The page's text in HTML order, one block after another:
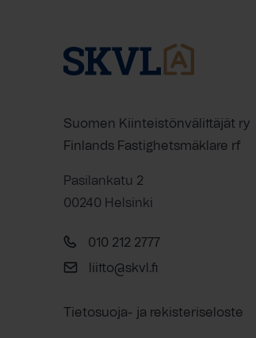
Suomen Kiinteistönvälittäjät ry
Finlands Fastighetsmäklare rf
Pasilankatu 2
00240 Helsinki
010 212 2777
liitto@skvl.fi
Tietosuoja- ja rekisteriseloste